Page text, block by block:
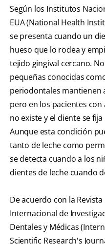
Según los Institutos
EUA (National Health
se presenta cuando un
hueso que lo rodea y
tejido gingival cercano.
pequeñas conocidas
periodontales mantienen
pero en los pacientes
no existe y el diente se
Aunque esta condición
tanto de leche como
se detecta cuando a los
dientes de leche cuando
De acuerdo con la
Internacional de
Dentales y Médicas
Scientific Research's